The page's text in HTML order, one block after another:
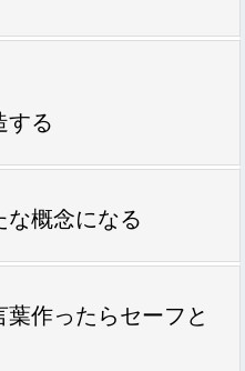
する
な概念になる
作ったらセーフと